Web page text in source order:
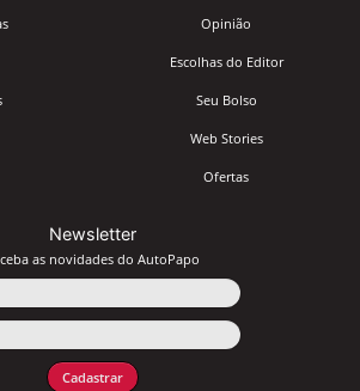
Opinião
Escolhas do Editor
Seu Bolso
Web Stories
Ofertas
Newsletter
as novidades do AutoPapo
Cadastrar